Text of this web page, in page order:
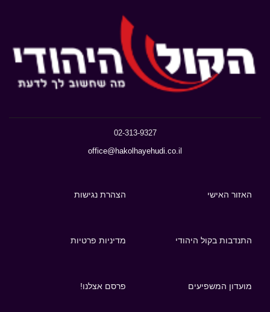
02-313-9327
office@hakolhayehudi.co.il
האזור האישי הצהרת נגישות
התנדבות בקול היהודי מדיניות פרטיות
מועדון המשפיעים פרסם אצלנו!